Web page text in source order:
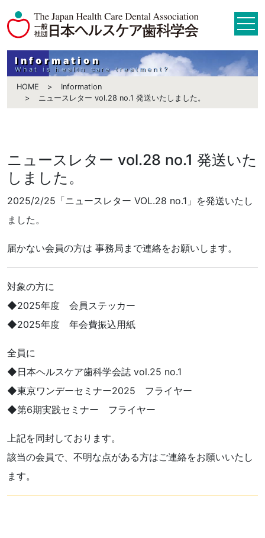
Information
What is health care treatment?
HOME
Information
ニュースレター vol.28 no.1 発送いたしました。
ニュースレター vol.28 no.1 発送いた
しました。
2025/2/25「ニュースレター VOL.28 no.1」を発送いたし
ました。
届かない会員の方は 事務局まで連絡をお願いします。
対象の方に
◆2025年度 会員ステッカー
◆2025年度 年会費振込用紙
全員に
◆日本ヘルスケア歯科学会誌 vol.25 no.1
◆東京ワンデーセミナー2025 フライヤー
◆第6期実践セミナー フライヤー
上記を同封しております。
該当の会員で、不明な点がある方はご連絡をお願いいたし
ます。